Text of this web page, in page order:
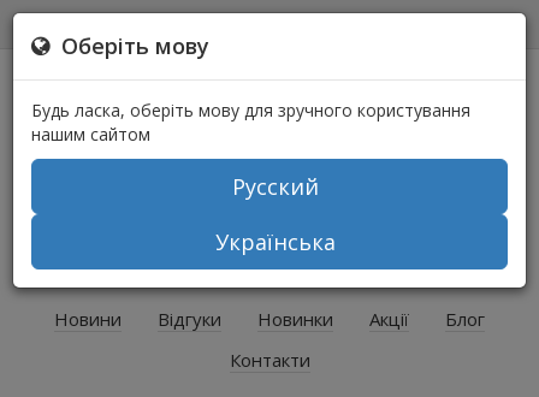
+38 (067) 541-64-04
+38 (073) 541-64-04
Новини Відгуки Новинки Акції
Блог
Контакти
Оберіть мову
Будь ласка, оберіть мову для зручного користування
нашим сайтом
Русский
Українська